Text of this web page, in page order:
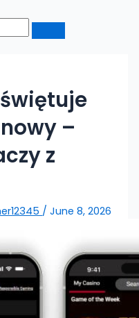
–
z
/June 8, 2026